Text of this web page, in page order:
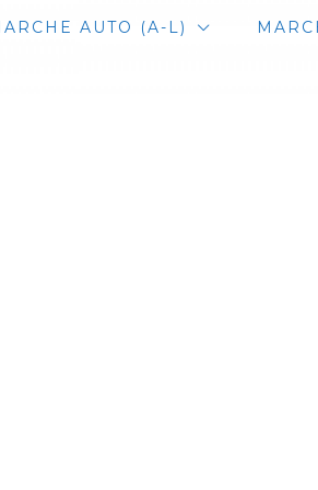
AUTO (A-L)